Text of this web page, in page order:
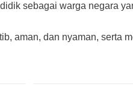
sebagai warga negara
aman, dan nyaman, serta